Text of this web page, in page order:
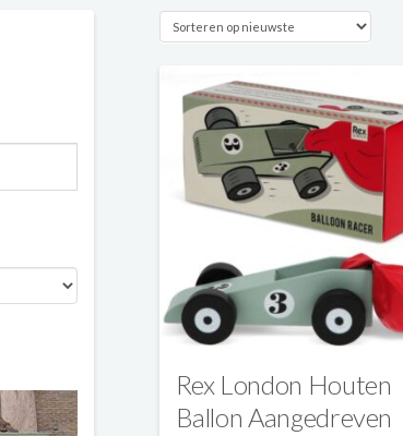
Rex London Houten
Ballon Aangedreven